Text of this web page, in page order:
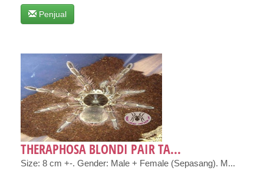
Penjual
THERAPHOSA BLONDI PAIR TA...
Size: 8 cm +-. Gender: Male + Female (Sepasang). M...